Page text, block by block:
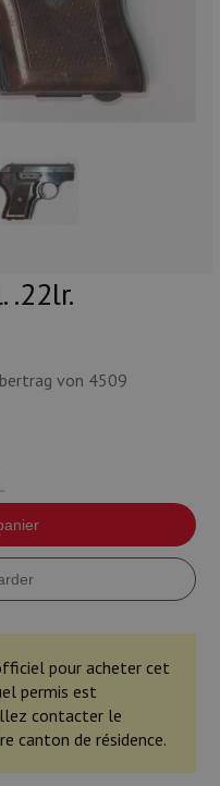
.22lr.
von 4509
pour acheter cet
permis est
contacter le
canton de résidence.